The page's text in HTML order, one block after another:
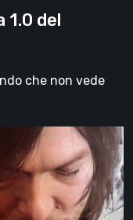
1.0 del
che non vede